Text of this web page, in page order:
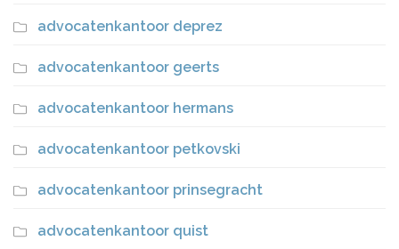
advocatenkantoor deprez
advocatenkantoor geerts
advocatenkantoor hermans
advocatenkantoor petkovski
advocatenkantoor prinsegracht
advocatenkantoor quist